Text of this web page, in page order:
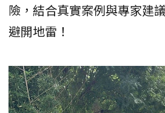
險，結合真實案例與專家建
避開地雷！